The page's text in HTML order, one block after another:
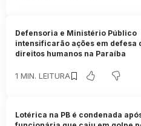
Defensoria e Ministério Público
intensificarão ações em defesa
direitos humanos na Paraíba
1 MIN. LEITURA
Lotérica na PB é condenada